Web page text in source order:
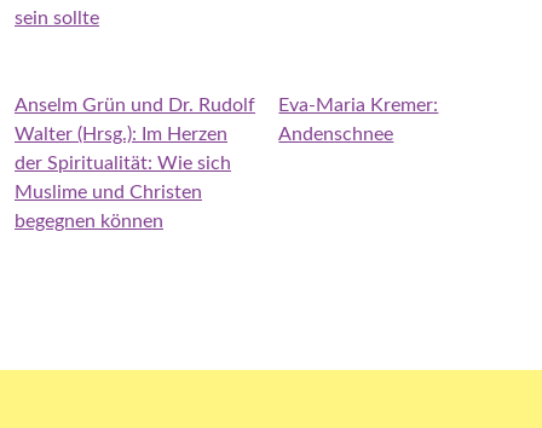
sein sollte
Anselm Grün und Dr. Rudolf
Walter (Hrsg.): Im Herzen
der Spiritualität: Wie sich
Muslime und Christen
begegnen können
Eva-Maria Kremer:
Andenschnee